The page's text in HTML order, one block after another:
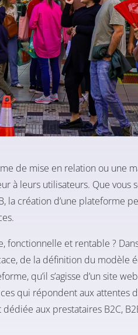
de mise en relation ou une
à leurs utilisateurs. Que vous
création d’une plateforme
et rentable ?
de la définition du modèle
qu’il s’agisse d’un site
qui répondent aux attentes
aux prestataires B2C,